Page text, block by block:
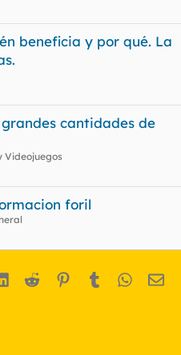
beneficia y por qué. La
cantidades de
Videojuegos
foril
LinkedIn
Reddit Pinterest
Tumblr